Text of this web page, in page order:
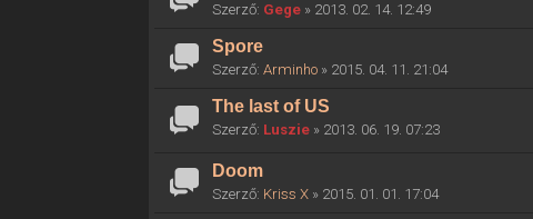
Szerző: Gege » 2013. 02. 14. 12:49
Spore
Szerző:Arminho » 2015. 04. 11. 21:04
The last of US
Szerző: Luszie » 2013. 06. 19. 07:23
Doom
Szerző: Kriss X » 2015. 01. 01. 17:04